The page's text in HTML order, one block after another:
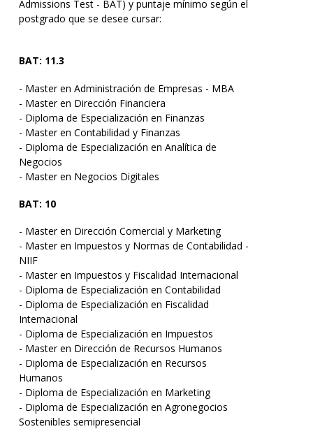
Admissions Test - BAT) y puntaje mínimo según el
postgrado que se desee cursar:
BAT: 11.3
- Master en Administración de Empresas - MBA
- Master en Dirección Financiera
- Diploma de Especialización en Finanzas
- Master en Contabilidad y Finanzas
- Diploma de Especialización en Analítica de
Negocios
- Master en Negocios Digitales
BAT: 10
- Master en Dirección Comercial y Marketing
- Master en Impuestos y Normas de Contabilidad -
NIIF
- Master en Impuestos y Fiscalidad Internacional
- Diploma de Especialización en Contabilidad
- Diploma de Especialización en Fiscalidad
Internacional
- Diploma de Especialización en Impuestos
- Master en Dirección de Recursos Humanos
- Diploma de Especialización en Recursos
Humanos
- Diploma de Especialización en Marketing
- Diploma de Especialización en Agronegocios
Sostenibles semipresencial